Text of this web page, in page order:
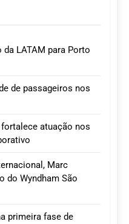
LATAM para Porto
de passageiros nos
atuação nos
Marc
do Wyndham São
primeira fase de